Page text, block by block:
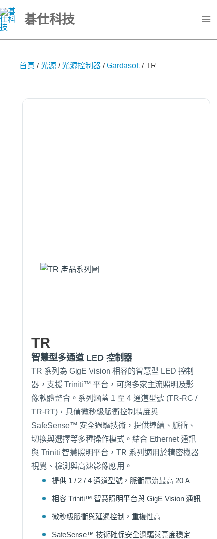
跳
至
主
碁仕科技
首頁 /光源 /光源控制器 /Gardasoft/TR
TR
智慧型多通道 LED 控制器
TR 系列為 GigE Vision 相容的智慧型 LED 控制
器，支援 Triniti™ 平台，可與多家主流照明及影
像軟體整合。系列涵蓋 1 至 4 通道型號 (TR-RC /
TR-RT)，具備微秒級脈衝控制精度與
SafeSense™ 安全過驅技術，提供連續、脈衝、
切換與選擇等多種操作模式。結合 Ethernet 通訊
與 Triniti 智慧照明平台，TR 系列適用於精密機器
視覺、檢測與高速影像應用。
提供 1 / 2 / 4 通道型號，脈衝電流最高 20 A
相容 Triniti™ 智慧照明平台與 GigE Vision 通訊
微秒級脈衝與延遲控制，重複性高
SafeSense™ 技術確保安全過驅與亮度穩定